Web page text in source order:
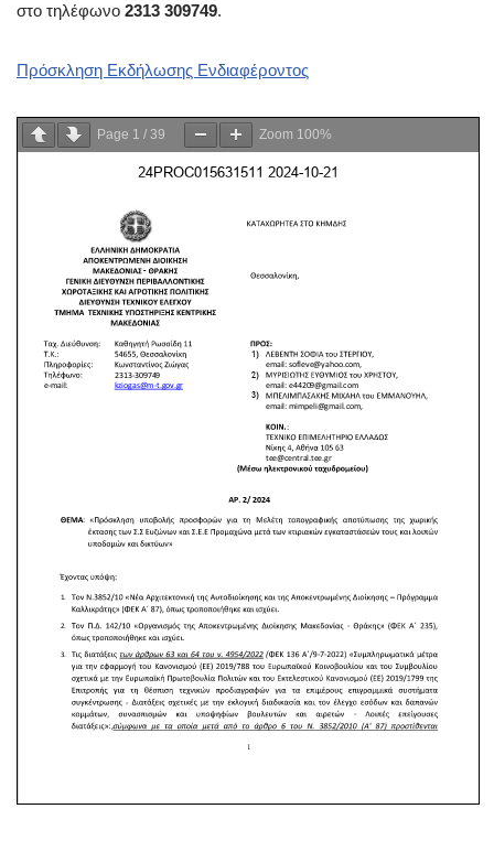
στο τηλέφωνο 2313 309749.
Πρόσκληση Εκδήλωσης Ενδιαφέροντος
Page 1 / 39 Zoom 100%